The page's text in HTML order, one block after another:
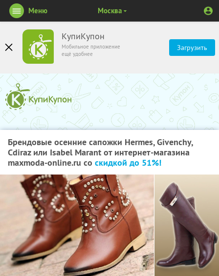
КупиКупон
Мобильное приложение
ещё удобнее
Загрузить
Меню Москва
Брендовые осенние сапожки Hermes, Givenchy,
Cdiraz или Isabel Marant от интернет-магазина
maxmoda-online.ru со скидкой до 51%!